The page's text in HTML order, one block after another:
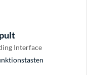
Interface